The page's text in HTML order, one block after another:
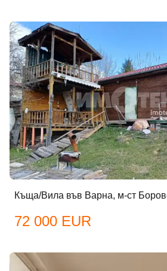
Къща/Вила във Варна, м-ст
72 000 EUR